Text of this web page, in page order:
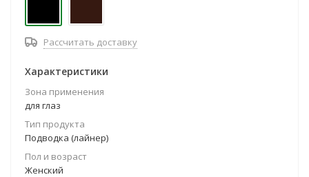
Рассчитать доставку
Характеристики
Зона применения
для глаз
Тип продукта
Подводка (лайнер)
Пол и возраст
Женский